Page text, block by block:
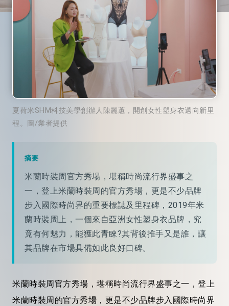
夏荷米SHM科技美學創辦人陳麗蕙，開創女性塑身衣邁向新里
程。圖/業者提供
摘要
米蘭時裝周官方秀場，堪稱時尚流行界盛事之
一，登上米蘭時裝周的官方秀場，更是不少品牌
步入國際時尚界的重要標誌及里程碑，2019年米
蘭時裝周上，一個來自亞洲女性塑身衣品牌，究
竟有何魅力，能獲此青睞?其背後推手又是誰，讓
其品牌在市場具備如此良好口碑。
米蘭時裝周官方秀場，堪稱時尚流行界盛事之一，登上
米蘭時裝周的官方秀場，更是不少品牌步入國際時尚界